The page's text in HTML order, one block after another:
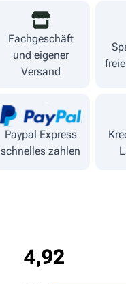
Fachgeschäft
und eigener
Versand
Paypal Express
schnelles zahlen